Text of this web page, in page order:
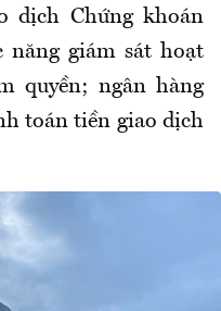
dịch Chứng khoán
năng giám sát hoạt
quyền; ngân hàng
toán tiền giao dịch